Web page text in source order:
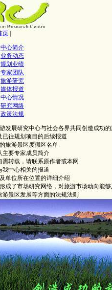
页
中心简介
业务动态
规划业绩
专家团队
旅游研究
媒体报道
中心情况
研究网络
政策法规
发展研究中心与社会各界共同创造成功
往规划项目的后续报道
旅游景区度假区名单
主要专家成员简介
转载，请联系原作者或本网
我中心相关的报道
单位所在位置的详细介绍
成了市场研究网络，对旅游市场动向能
景区发展等方面的法规法则